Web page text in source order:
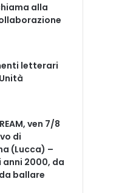
alla
letterari
ven 7/8
di
(Lucca) –
anni 2000, da
ballare